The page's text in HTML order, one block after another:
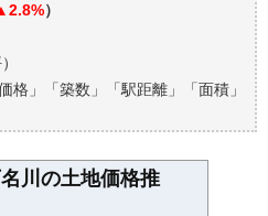
動産が買える？
）
」「築数」「駅距離」「面積」
川の土地価格推